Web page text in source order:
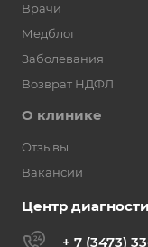
Врачи
Медблог
Заболевания
Возврат НДФЛ
О клинике
Отзывы
Вакансии
Центр
+ 7 (3473)